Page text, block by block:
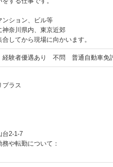
ンション、ビル等
神奈川県内、東京近郊
してから現場に向かいます。
験者優遇あり 不問 普通自動車免許
プラス
2‐1‐7
務や転勤について：